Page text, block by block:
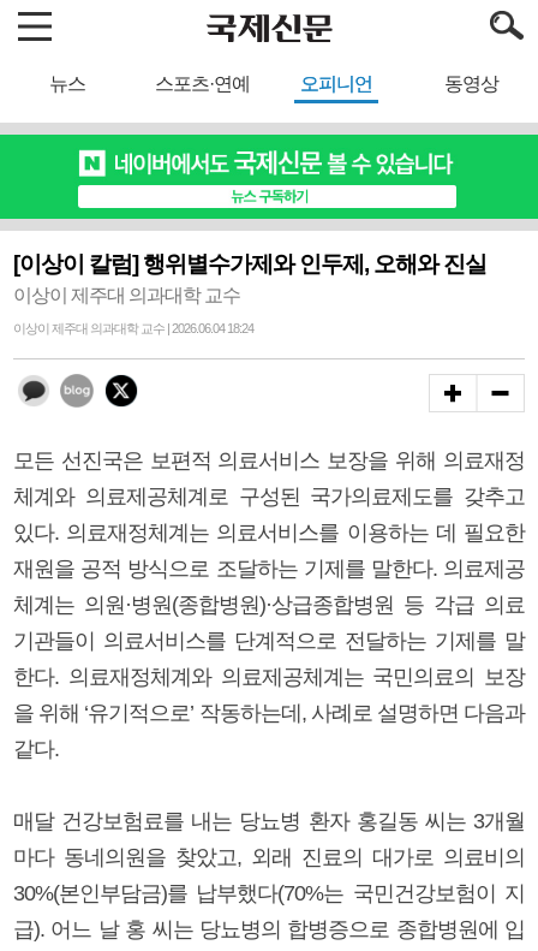
뉴스 스포츠·연예 오피니언 동영상
[이상이 칼럼] 행위별수가제와 인두제, 오해와 진실
이상이 제주대 의과대학 교수
이상이 제주대 의과대학 교수 | 2026.06.04 18:24
모든 선진국은 보편적 의료서비스 보장을 위해 의료재정
체계와 의료제공체계로 구성된 국가의료제도를 갖추고
있다. 의료재정체계는 의료서비스를 이용하는 데 필요한
재원을 공적 방식으로 조달하는 기제를 말한다. 의료제공
체계는 의원·병원(종합병원)·상급종합병원 등 각급 의료
기관들이 의료서비스를 단계적으로 전달하는 기제를 말
한다. 의료재정체계와 의료제공체계는 국민의료의 보장
을 위해 ‘유기적으로’ 작동하는데, 사례로 설명하면 다음과
같다.
매달 건강보험료를 내는 당뇨병 환자 홍길동 씨는 3개월
마다 동네의원을 찾았고, 외래 진료의 대가로 의료비의
30%(본인부담금)를 납부했다(70%는 국민건강보험이 지
급). 어느 날 홍 씨는 당뇨병의 합병증으로 종합병원에 입